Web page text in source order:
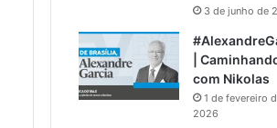
3 de junho de
|
com Nikolas
1 de fevereiro
2026